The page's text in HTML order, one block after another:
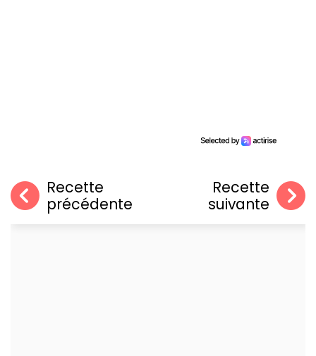
Recette
précédente
Recette
suivante